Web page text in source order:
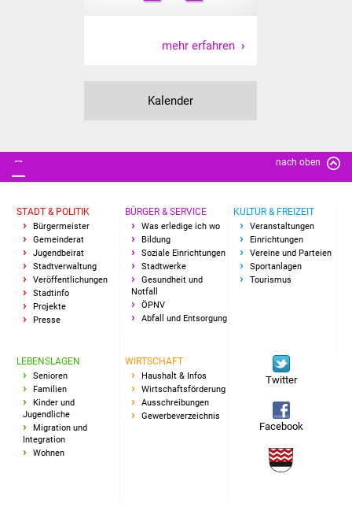
Bürgerhaus
Selbsteintrag Vereine
Beirat Süßener Vereine
Sportanlagen
Tourismus
Schwäbischer Albtrauf
Route der
mehr erfahren
Kalender
nach oben
STADT & POLITIK
Bürgermeister
Gemeinderat
Jugendbeirat
Stadtverwaltung
Veröffentlichungen
Stadtinfo
Projekte
Presse
BÜRGER & SERVICE
Was erledige ich wo
Bildung
Soziale Einrichtungen
Stadtwerke
Gesundheit und
Notfall
ÖPNV
Abfall und Entsorgung
KULTUR & FREIZEIT
Veranstaltungen
Einrichtungen
Vereine und Parteien
Sportanlagen
Tourismus
LEBENSLAGEN
Senioren
Familien
Kinder und
Jugendliche
Migration und
Integration
Wohnen
WIRTSCHAFT
Haushalt & Infos
Wirtschaftsförderung
Ausschreibungen
Gewerbeverzeichnis
Twitter
Facebook